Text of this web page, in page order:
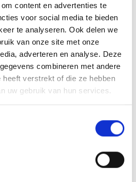
content en advertenties te
voor social media te bieden
te analyseren. Ook delen we
van onze site met onze
adverteren en analyse. Deze
combineren met andere
heeft verstrekt of die ze hebben
uw gebruik van hun services.
beker zelf kunnen we een door
plakken. Dit kan een van onze
afbeeldingen zijn, maar ook een
Deze kun je uploaden via het
Toevoegen
aan